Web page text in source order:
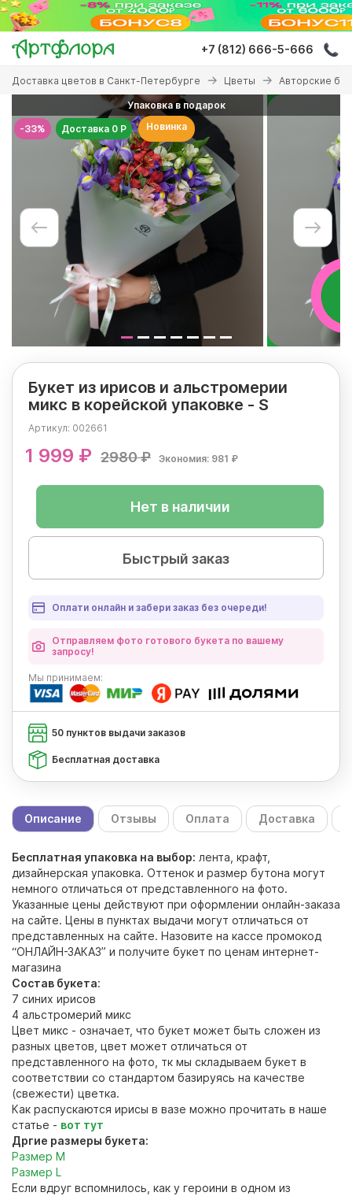
Перейти
основному
содержанию
+7 (812) 666-5-666
Вы
здесь
Доставка цветов в Санкт-Петербурге Цветы Авторские
-33%
Упаковка в подарок
Доставка 0 Р
Новинка
Букет из ирисов и альстромерии
микс в корейской упаковке - S
Артикул: 002661
1 999 ₽ 2980 ₽ Экономия: 981 ₽
Нет в наличии
Быстрый заказ
Оплати онлайн и забери заказ без очереди!
Отправляем фото готового букета по вашему
запросу!
Мы принимаем:
50 пунктов выдачи заказов
Бесплатная доставка
Описание Отзывы Оплата Доставка
Бесплатная упаковка на выбор: лента, крафт,
дизайнерская упаковка. Оттенок и размер бутона могут
немного отличаться от представленного на фото.
Указанные цены действуют при оформлении онлайн-заказа
на сайте. Цены в пунктах выдачи могут отличаться от
представленных на сайте. Назовите на кассе промокод
“ОНЛАЙН-ЗАКАЗ” и получите букет по ценам интернет-
магазина
Состав букета:
7 синих ирисов
4 альстромерий микс
Цвет микс - означает, что букет может быть сложен из
разных цветов, цвет может отличаться от
представленного на фото, тк мы складываем букет в
соответствии со стандартом базируясь на качестве
(свежести) цветка.
Как распускаются ирисы в вазе можно прочитать в наше
статье - вот тут
Дргие размеры букета:
Размер М
Размер L
Если вдруг вспомнилось, как у героини в одном из